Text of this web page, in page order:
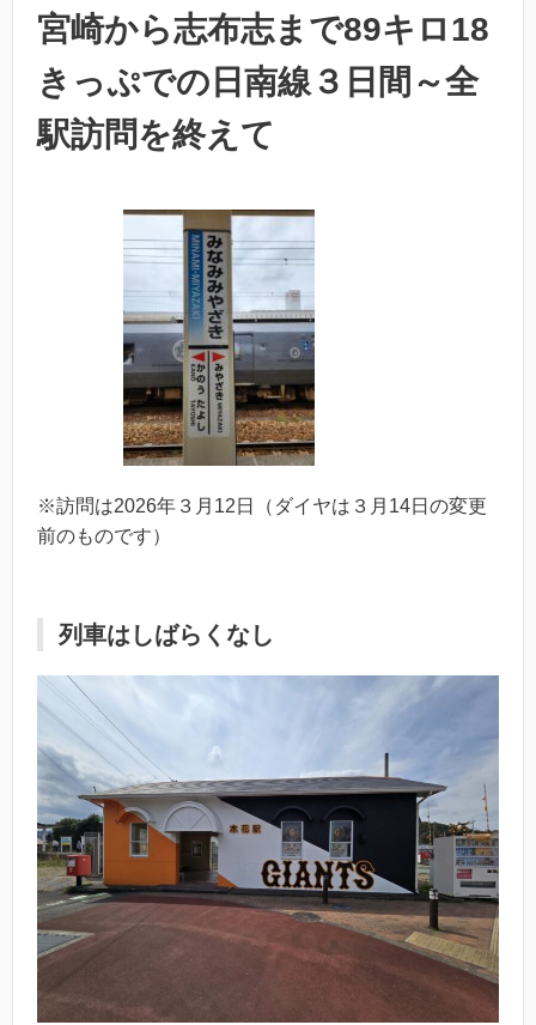
宮崎から志布志まで89キロ18
きっぷでの日南線３日間～全
駅訪問を終えて
※訪問は2026年３月12日（ダイヤは３月14日の変更
前のものです）
列車はしばらくなし